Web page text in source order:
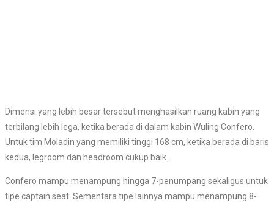
Dimensi yang lebih besar tersebut menghasilkan ruang kabin yang
terbilang lebih lega, ketika berada di dalam kabin Wuling Confero.
Untuk tim Moladin yang memiliki tinggi 168 cm, ketika berada di baris
kedua, legroom dan headroom cukup baik.
Confero mampu menampung hingga 7-penumpang sekaligus untuk
tipe captain seat. Sementara tipe lainnya mampu menampung 8-